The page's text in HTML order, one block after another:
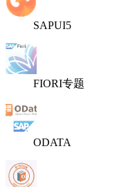
SAPUI5
FIORI专题
ODATA